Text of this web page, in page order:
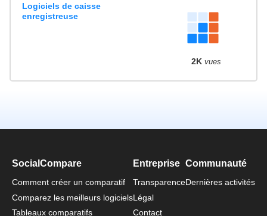
Logiciels de caisse
enregistreuse
2K vues
SocialCompare
Comment créer un comparatif
Comparez les meilleurs logiciels
Tableaux comparatifs
Entreprise
Transparence
Légal
Contact
Communauté
Dernières activités